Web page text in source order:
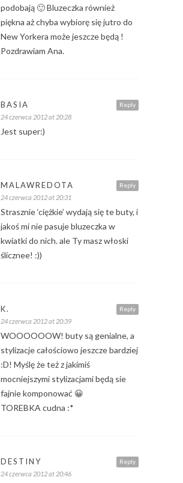
podobają 🙂 Bluzeczka również
piękna aż chyba wybiorę się jutro do
New Yorkera może jeszcze będą !
Pozdrawiam Ana.
Reply
BASIA
24 czerwca 2012 at 20:28
Jest super:)
Reply
MALAWREDOTA
24 czerwca 2012 at 20:31
Strasznie ‘ciężkie’ wydają się te buty, i
jakoś mi nie pasuje bluzeczka w
kwiatki do nich. ale Ty masz włoski
ślicznee! :))
Reply
K.
24 czerwca 2012 at 20:39
WOOOOOOW! buty są genialne, a
stylizacje całościowo jeszcze bardziej
:D! Myślę że też z jakimiś
mocniejszymi stylizacjami będą sie
fajnie komponować 😀
TOREBKA cudna :*
Reply
DESTINY
24 czerwca 2012 at 20:46